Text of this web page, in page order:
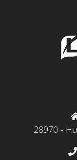
28970 -